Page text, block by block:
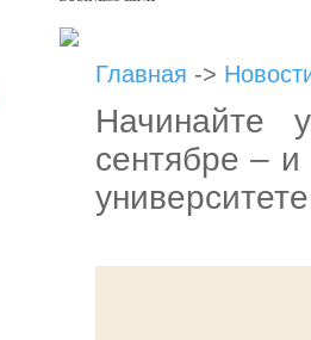
Главная ->
Начинайте
сентябре –